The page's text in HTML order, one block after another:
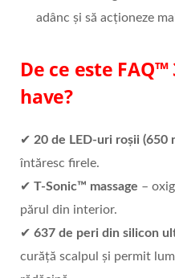
adânc și să acționeze
De ce este FAQ™
have?
✔ 20 de LED-uri roșii (650
întăresc firele.
✔ T-Sonic™ massage –
părul din interior.
✔ 637 de peri din silicon
curăță scalpul și permit